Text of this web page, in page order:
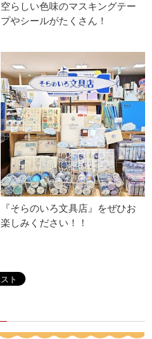
空らしい色味のマスキングテー
プやシールがたくさん！
『そらのいろ文具店』をぜひお
楽しみください！！